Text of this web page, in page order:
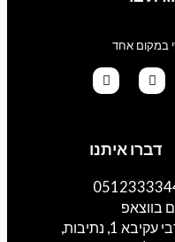
אחד
o
k
o
l
e
דברו איתנו
רבי עקיבא 1, נתיבות,